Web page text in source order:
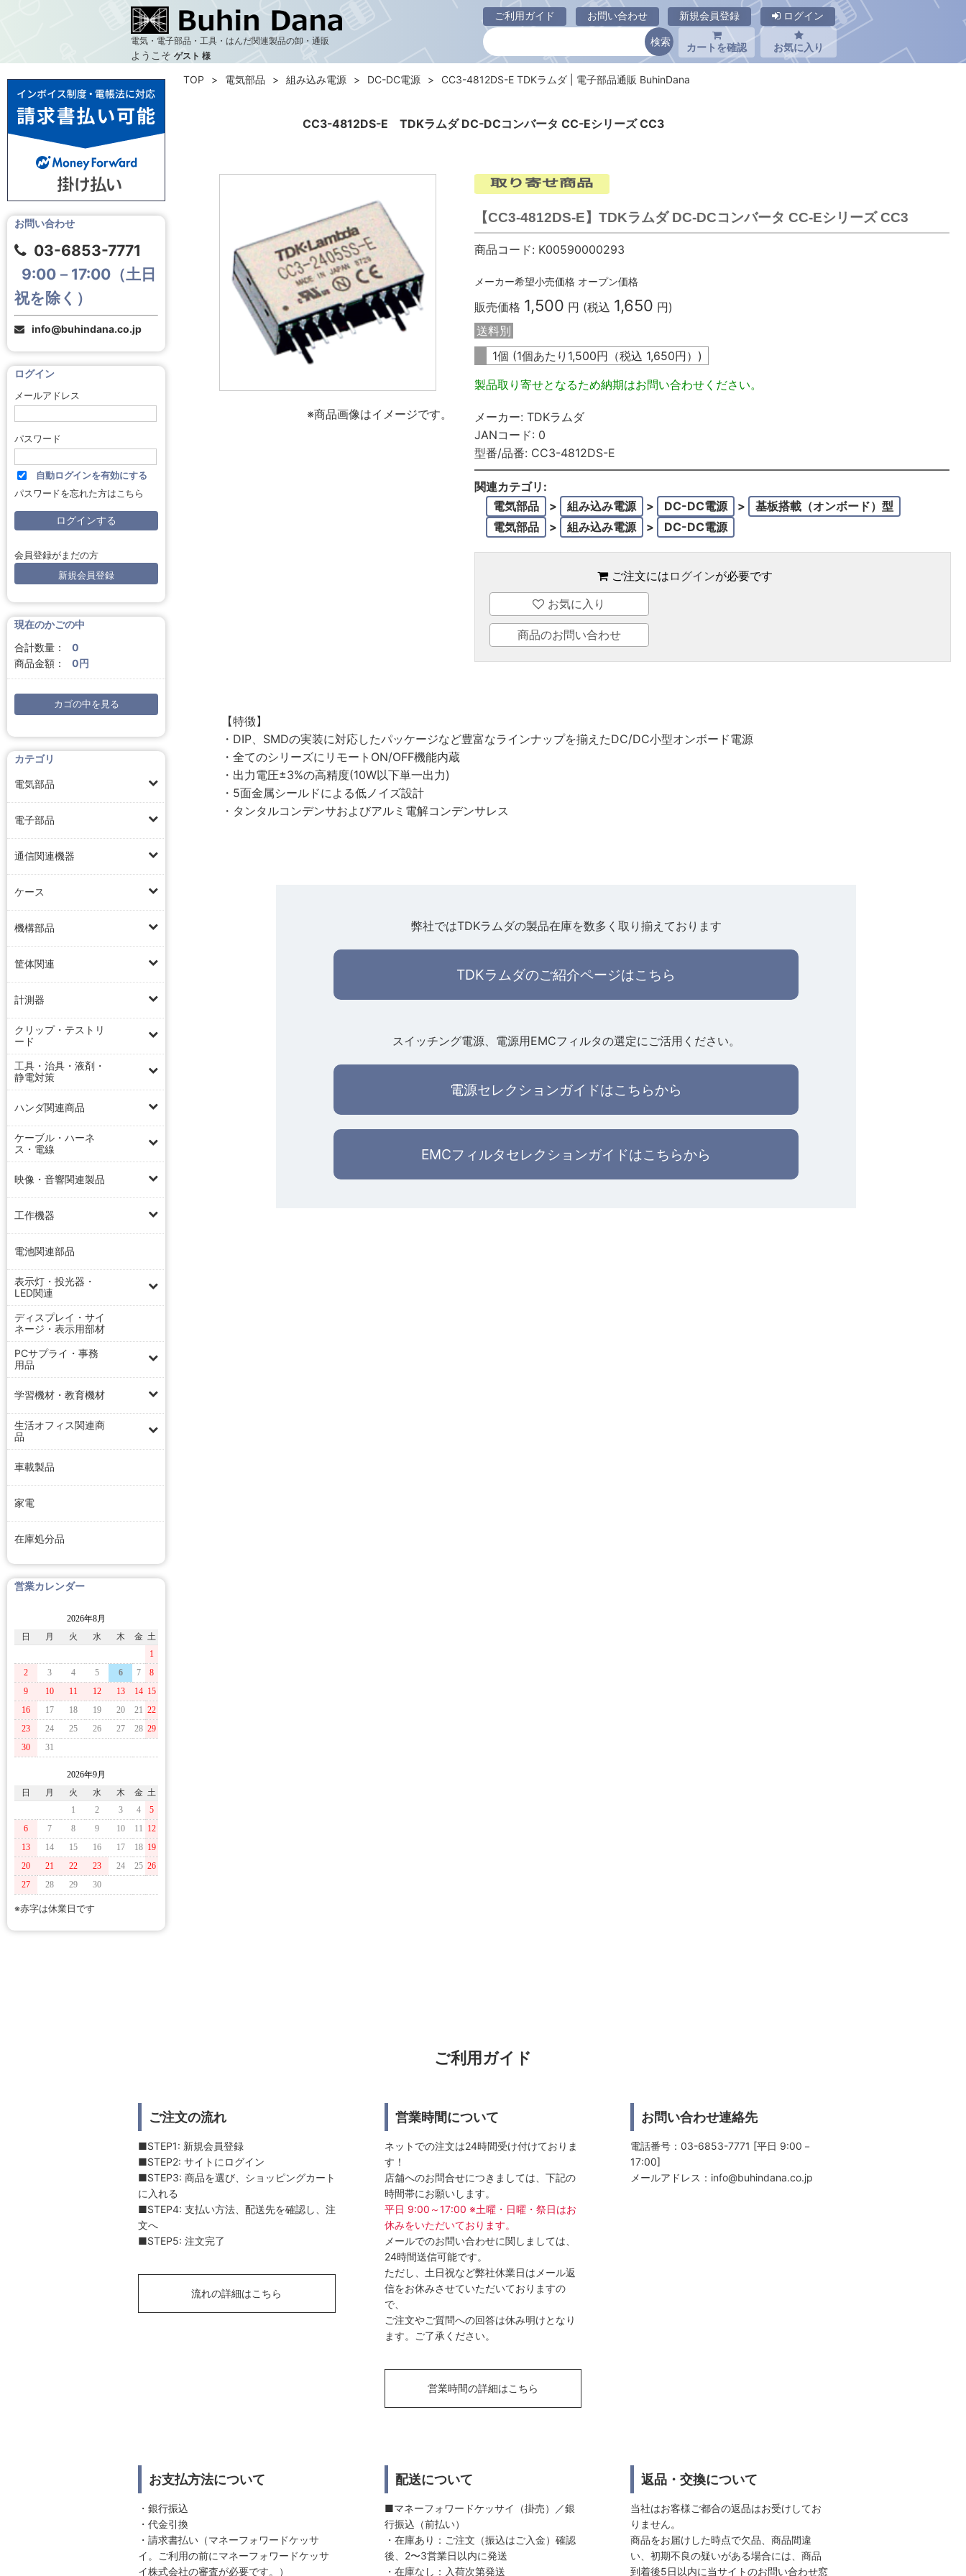
電気・電子部品・工具・はんだ関連製品の卸・通販
ようこそ ゲスト 様
ご利用ガイド お問い合わせ 新規会員登録 ログイン
カートを確認 お気に入り
CC3-4812DS-E TDKラムダ DC-DCコンバータ CC-Eシリーズ CC3
お問い合わせ
03-6853-7771
9:00－17:00（土日
祝を除く）
info@buhindana.co.jp
ログイン
メールアドレス
パスワード
自動ログインを有効にする
パスワードを忘れた方はこちら
会員登録がまだの方
新規会員登録
現在のかごの中
合計数量：
0
商品金額：
0円
カゴの中を見る
カテゴリ
電気部品
電子部品
通信関連機器
ケース
機構部品
筐体関連
計測器
クリップ・テストリ
ード
工具・治具・液剤・
静電対策
ハンダ関連商品
ケーブル・ハーネ
ス・電線
映像・音響関連製品
工作機器
電池関連部品
表示灯・投光器・
LED関連
ディスプレイ・サイ
ネージ・表示用部材
PCサプライ・事務
用品
学習機材・教育機材
生活オフィス関連商
品
車載製品
家電
在庫処分品
営業カレンダー
2026年8月
日
月 火 水 木 金 土
1
2
3 4 5 6 7
8
9
10 11 12 13 14 15
16
17 18 19 20 21 22
23
24 25 26 27 28 29
30
31
2026年9月
日
月 火 水 木 金 土
1
2 3 4
5
6
7 8 9 10 11 12
13
14 15 16 17 18 19
20
21 22 23 24 25 26
27
28 29 30
※赤字は休業日です
TOP 電気部品 組み込み電源 DC-DC電源 CC3-4812DS-E TDKラムダ | 電子部品通販 BuhinDana
※商品画像はイメージです。
【CC3-4812DS-E】TDKラムダ DC-DCコンバータ CC-Eシリーズ CC3
商品コード: K00590000293
メーカー希望小売価格 オープン価格
販売価格 1,500 円 (税込 1,650 円)
送料別
1個 (1個あたり 1,500円（税込 1,650円）)
製品取り寄せとなるため納期はお問い合わせください。
メーカー: TDKラムダ
JANコード: 0
型番/品番: CC3-4812DS-E
関連カテゴリ:
電気部品
> 組み込み電源 > DC-DC電源 >
基板搭載（オンボード）型
電気部品
> 組み込み電源 > DC-DC電源
ご注文には ログインが必要です
お気に入り
商品のお問い合わせ
【特徴】
・DIP、SMDの実装に対応したパッケージなど豊富なラインナップを揃えたDC/DC小型オンボード電源
・全てのシリーズにリモートON/OFF機能内蔵
・出力電圧±3%の高精度(10W以下単一出力)
・5面金属シールドによる低ノイズ設計
・タンタルコンデンサおよびアルミ電解コンデンサレス
弊社ではTDKラムダの製品在庫を数多く取り揃えております
TDKラムダのご紹介ページはこちら
スイッチング電源、電源用EMCフィルタの選定にご活用ください。
電源セレクションガイドはこちらから
EMCフィルタセレクションガイドはこちらから
ご利用ガイド
ご注文の流れ
■STEP1: 新規会員登録
■STEP2: サイトにログイン
■STEP3: 商品を選び、ショッピングカート
に入れる
■STEP4: 支払い方法、配送先を確認し、注
文へ
■STEP5: 注文完了
流れの詳細はこちら
営業時間について
ネットでの注文は24時間受け付けておりま
す！
店舗へのお問合せにつきましては、下記の
時間帯にお願いします。
平日 9:00～17:00 ※土曜・日曜・祭日はお
休みをいただいております。
メールでのお問い合わせに関しましては、
24時間送信可能です。
ただし、土日祝など弊社休業日はメール返
信をお休みさせていただいておりますの
で、
ご注文やご質問への回答は休み明けとなり
ます。ご了承ください。
営業時間の詳細はこちら
お問い合わせ連絡先
電話番号：03-6853-7771 [平日 9:00－
17:00]
メールアドレス： info@buhindana.co.jp
お支払方法について
・銀行振込
・代金引換
・請求書払い（マネーフォワードケッサ
イ。ご利用の前にマネーフォワードケッサ
イ株式会社の審査が必要です。）
配送について
■マネーフォワードケッサイ（掛売）／銀
行振込（前払い）
・在庫あり：ご注文（振込はご入金）確認
後、2〜3営業日以内に発送
・在庫なし：入荷次第発送
返品・交換について
当社はお客様ご都合の返品はお受けしてお
りません。
商品をお届けした時点で欠品、商品間違
い、初期不良の疑いがある場合には、商品
到着後5日以内に当サイトのお問い合わせ窓